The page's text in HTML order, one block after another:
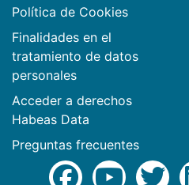
Política de Cookies
Finalidades en el
tratamiento de datos
personales
Acceder a derechos
Habeas Data
Preguntas frecuentes